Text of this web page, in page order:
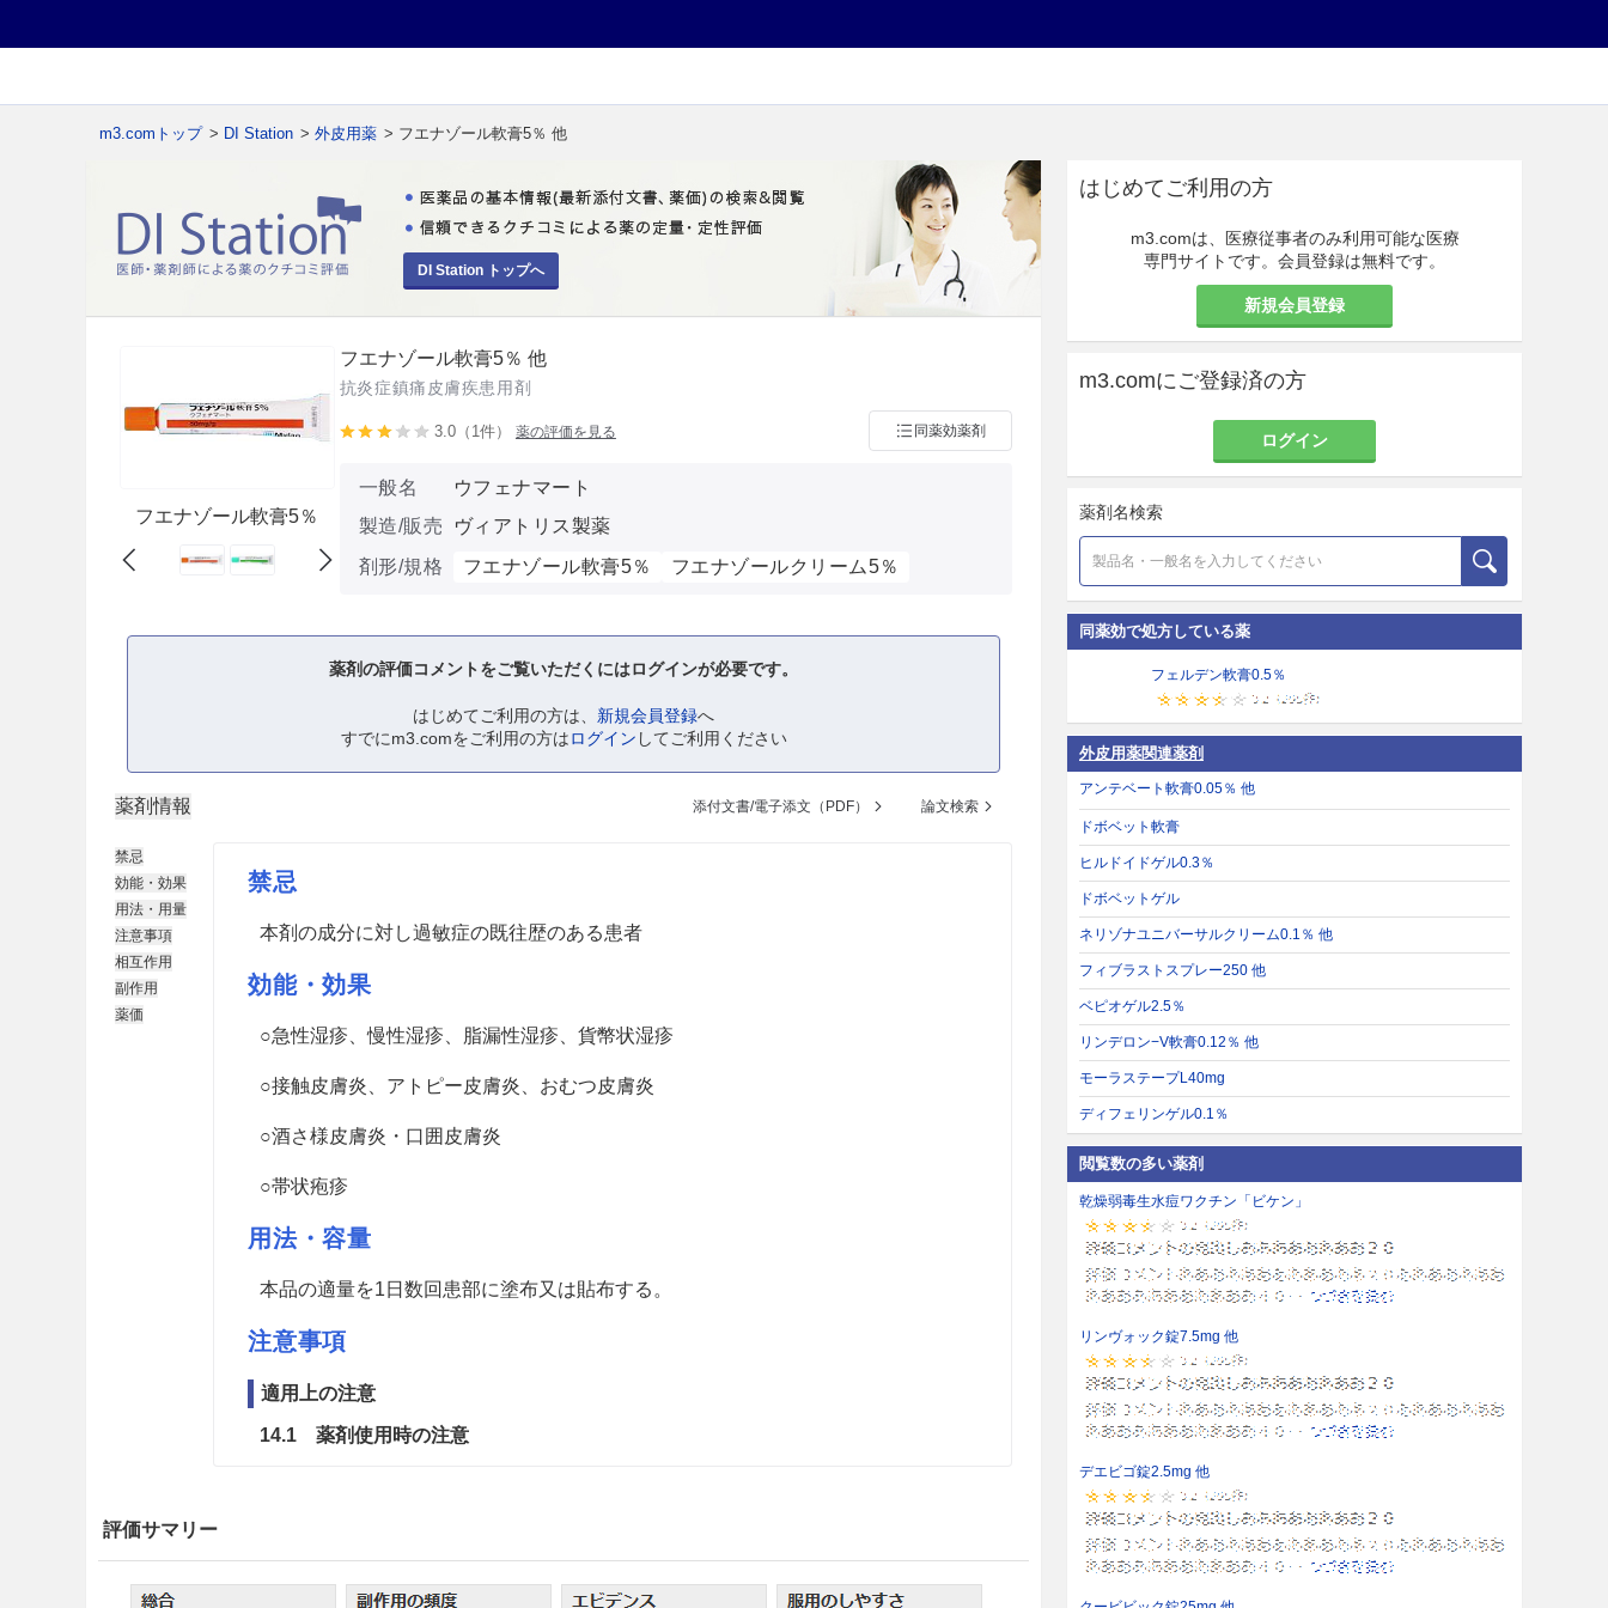
m3.comトップ > DI Station > 外皮用薬 > フエナゾール軟膏5％ 他
DI Station トップへ
フエナゾール軟膏5％
フエナゾール軟膏5％ 他
抗炎症鎮痛皮膚疾患用剤
3.0（1件） 薬の評価を見る 同薬効薬剤
一般名
ウフェナマート
製造/販売
ヴィアトリス製薬
剤形/規格
フエナゾール軟膏5％ フエナゾールクリーム5％
薬剤の評価コメントをご覧いただくにはログインが必要です。
はじめてご利用の方は、 新規会員登録へ
すでにm3.comをご利用の方はログイン してご利用ください
薬剤情報 添付文書/電子添文（PDF） 論文検索
禁忌
効能・効果
用法・用量
注意事項
相互作用
副作用
薬価
禁忌
本剤の成分に対し過敏症の既往歴のある患者
効能・効果
○急性湿疹、慢性湿疹、脂漏性湿疹、貨幣状湿疹
○接触皮膚炎、アトピー皮膚炎、おむつ皮膚炎
○酒さ様皮膚炎・口囲皮膚炎
○帯状疱疹
用法・容量
本品の適量を1日数回患部に塗布又は貼布する。
注意事項
適用上の注意
14.1 薬剤使用時の注意
評価サマリー
はじめてご利用の方
m3.comは、医療従事者のみ利用可能な医療
専門サイトです。会員登録は無料です。
新規会員登録
m3.comにご登録済の方
ログイン
薬剤名検索
同薬効で処方している薬
フェルデン軟膏0.5％
外皮用薬関連薬剤
アンテベート軟膏0.05％ 他
ドボベット軟膏
ヒルドイドゲル0.3％
ドボベットゲル
ネリゾナユニバーサルクリーム0.1％ 他
フィブラストスプレー250 他
ベピオゲル2.5％
リンデロン−V軟膏0.12％ 他
モーラステープL40mg
ディフェリンゲル0.1％
閲覧数の多い薬剤
乾燥弱毒生水痘ワクチン「ビケン」
リンヴォック錠7.5mg 他
デエビゴ錠2.5mg 他